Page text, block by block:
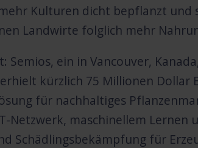
Kulturen dicht bepflanzt und
Landwirte folglich mehr
Semios, ein in Vancouver,
kürzlich 75 Millionen Dollar
für nachhaltiges
maschinellem Lernen
Schädlingsbekämpfung für